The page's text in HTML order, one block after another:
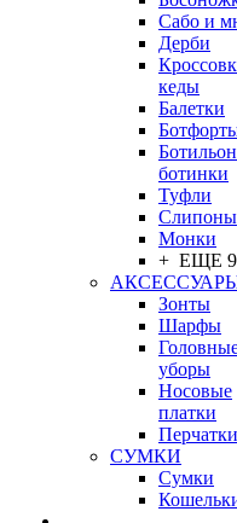
Сабо и
Дерби
кеды
Балетки
ботинки
Туфли
Слипоны
Монки
+ ЕЩЕ 9
Зонты
Шарфы
уборы
Носовые
платки
Перчатки
СУМКИ
Сумки